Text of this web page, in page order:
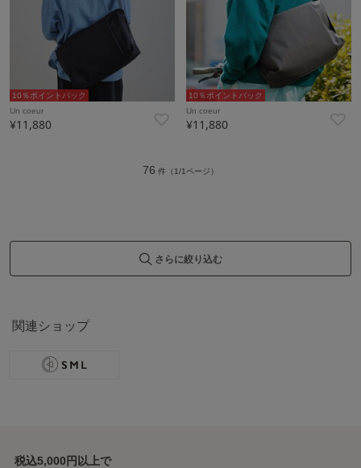
10％ポイントバック
Un coeur
¥11,880
10％ポイントバック
Un coeur
¥11,880
76 件（1/1ページ）
さらに絞り込む
関連ショップ
税込5,000円以上で